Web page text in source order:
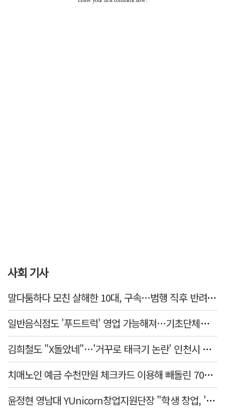
사회 기사
말다툼하다 모친 살해한 10대, 구속…범행 직후 반려견도 죽여
일반음식점도 '푸드트럭' 영업 가능해져…기초단체별 조례 개정 움직임
김희철도 "X돌았네"…'거꾸로 태극기 논란' 인천시 현수막, 이틀 만에 철거
치매노인 예금 수천만원 체크카드 이용해 빼돌린 70대 간병인, 집행유예
윤정현 영남대 YUnicorn창업지원단장 "학생 창업, '팀 빌딩'이 제일 중요"